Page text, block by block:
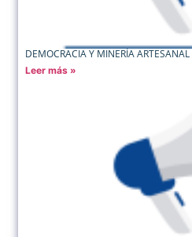
DEMOCRACIA Y MINERÍA ARTESANAL
Leer más »